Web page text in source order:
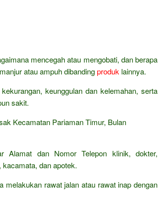
mencegah atau mengobati, dan berapa
atau ampuh dibandingproduk lainnya.
keunggulan dan kelemahan, serta
sakit.
Kecamatan Pariaman Timur, Bulan
Alamat dan Nomor Telepon klinik, dokter,
dan apotek.
melakukan rawat jalan atau rawat inap dengan